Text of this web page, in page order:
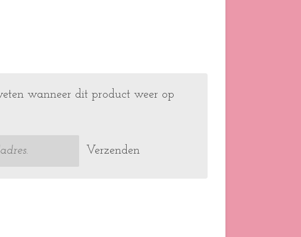
wanneer dit product weer op
Verzenden